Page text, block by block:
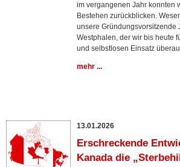
im vergangenen Jahr konnten
Bestehen zurückblicken.
unsere Gründungsvorsitzende
Westphalen, der wir bis heute
und selbstlosen Einsatz
mehr ...
13.01.2026
Erschreckende
Kanada die